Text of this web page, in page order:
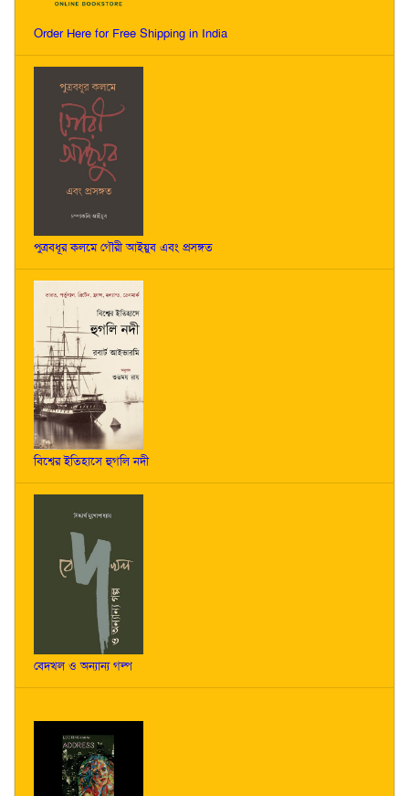
Order Here for Free Shipping in India
পুত্রবধূর কলমে গৌরী আইয়ুব এবং প্রসঙ্গত
বিশ্বের ইতিহাসে হুগলি নদী
বেদখল ও অন্যান্য গল্প